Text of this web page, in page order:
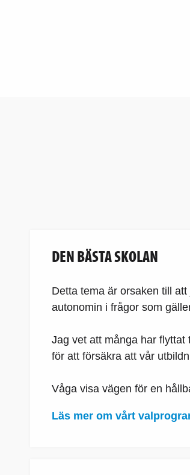
DEN BÄSTA SKOLAN
Detta tema är orsaken till
autonomin i frågor som
Jag vet att många har
för att försäkra att vår
Våga visa vägen för en
Läs mer om vårt